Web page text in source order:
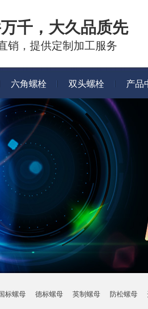
千， 大久品质先
销，提供定制加工服务
六角螺栓 双头螺栓 产品
标螺母 德标螺母 英制螺母 防松螺母